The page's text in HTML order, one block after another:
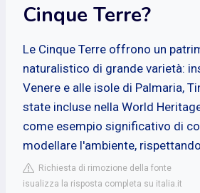
Cinque Terre?
Le Cinque Terre offrono un
naturalistico di grande varietà:
Venere e alle isole di Palmaria,
state incluse nella World
come esempio significativo di
modellare l'ambiente,
Richiesta di rimozione della fonte
isualizza la risposta completa su italia.it